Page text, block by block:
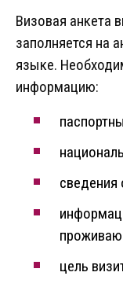
Визовая анкета
заполняется на
языке.
информацию:
сведения
цель